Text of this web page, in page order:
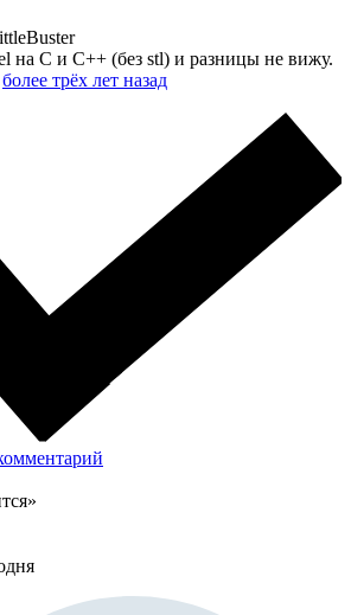
на C и C++ (без stl) и разницы не вижу.
более трёх лет назад